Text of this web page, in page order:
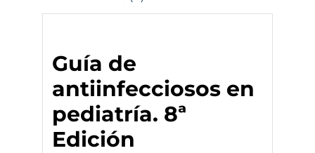
Guía de
antiinfecciosos en
pediatría. 8ª
Edición